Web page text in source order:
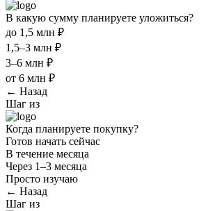
В какую сумму планируете уложиться?
до 1,5 млн ₽
1,5–3 млн ₽
3–6 млн ₽
от 6 млн ₽
← Назад
Шаг из
Когда планируете покупку?
Готов начать сейчас
В течение месяца
Через 1–3 месяца
Просто изучаю
← Назад
Шаг из